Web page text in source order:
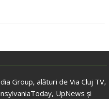
Group, alături de Via Cluj TV,
UpNews și